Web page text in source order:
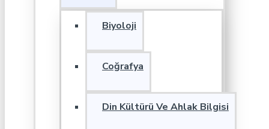
Biyoloji
Coğrafya
Din Kültürü Ve Ahlak Bilgisi